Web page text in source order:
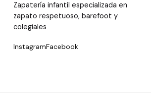
Zapatería infantil especializada en
zapato respetuoso, barefoot y
colegiales
InstagramFacebook